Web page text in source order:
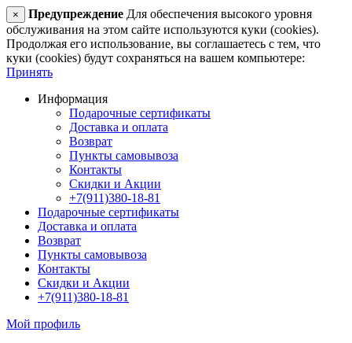
× Предупреждение Для обеспечения высокого уровня
обслуживания на этом сайте используются куки (cookies).
Продолжая его использование, вы соглашаетесь с тем, что
куки (cookies) будут сохраняться на вашем компьютере:
Принять
Информация
Подарочные сертификаты
Доставка и оплата
Возврат
Пункты самовывоза
Контакты
Скидки и Акции
+7(911)380-18-81
Подарочные сертификаты
Доставка и оплата
Возврат
Пункты самовывоза
Контакты
Скидки и Акции
+7(911)380-18-81
Мой профиль